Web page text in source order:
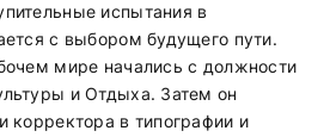
испытания в
с выбором будущего пути.
мире начались с должности
и Отдыха. Затем он
корректора в типографии и